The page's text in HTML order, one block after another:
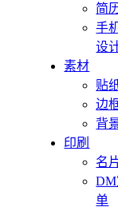
简
手
设
素材
贴
边
背
印刷
名
单